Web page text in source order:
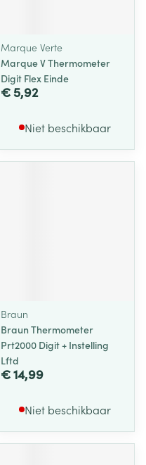
Marque Verte
Marque V Thermometer
Digit Flex Einde
€ 5,92
Niet beschikbaar
Braun
Braun Thermometer
Prt2000 Digit + Instelling
Lftd
€ 14,99
Niet beschikbaar